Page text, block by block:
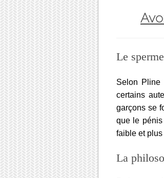
Le
Selon Pline
certains
garçons se
que le
faible et
La